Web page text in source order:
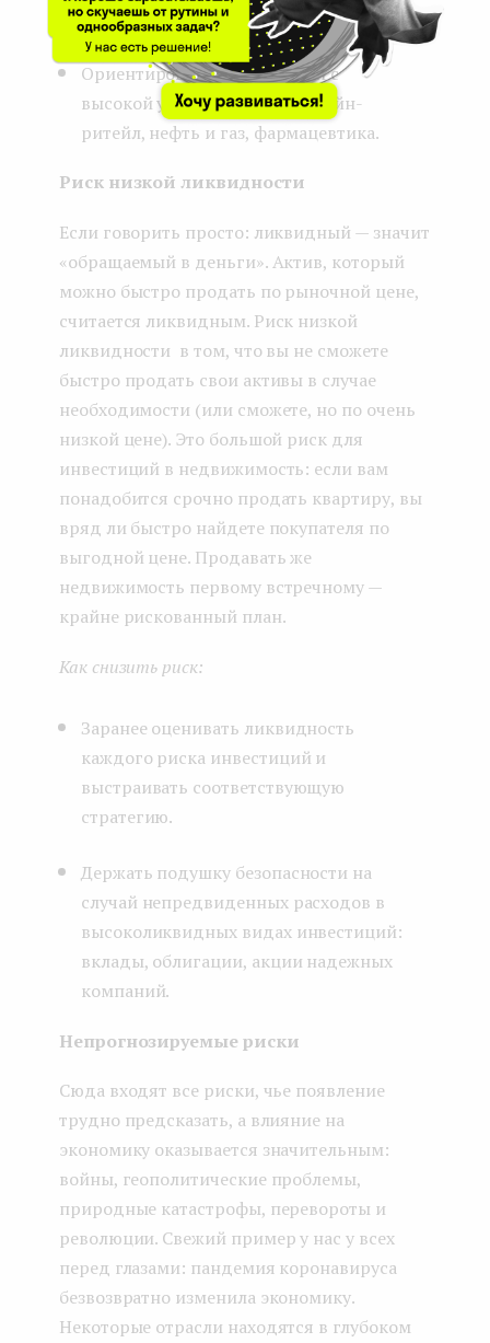
и долгам.
Ориентироваться на отрасли с
высокой устойчивостью: онлайн-
ритейл, нефть и газ, фармацевтика.
Риск низкой ликвидности
Если говорить просто: ликвидный — значит
«обращаемый в деньги». Актив, который
можно быстро продать по рыночной цене,
считается ликвидным. Риск низкой
ликвидности в том, что вы не сможете
быстро продать свои активы в случае
необходимости (или сможете, но по очень
низкой цене). Это большой риск для
инвестиций в недвижимость: если вам
понадобится срочно продать квартиру, вы
вряд ли быстро найдете покупателя по
выгодной цене. Продавать же
недвижимость первому встречному —
крайне рискованный план.
Как снизить риск:
Заранее оценивать ликвидность
каждого риска инвестиций и
выстраивать соответствующую
стратегию.
Держать подушку безопасности на
случай непредвиденных расходов в
высоколиквидных видах инвестиций:
вклады, облигации, акции надежных
компаний.
Непрогнозируемые риски
Сюда входят все риски, чье появление
трудно предсказать, а влияние на
экономику оказывается значительным:
войны, геополитические проблемы,
природные катастрофы, перевороты и
революции. Свежий пример у нас у всех
перед глазами: пандемия коронавируса
безвозвратно изменила экономику.
Некоторые отрасли находятся в глубоком